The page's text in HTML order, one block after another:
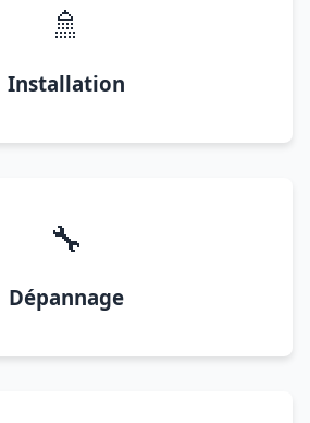
🚿
Installation
🔧
Dépannage